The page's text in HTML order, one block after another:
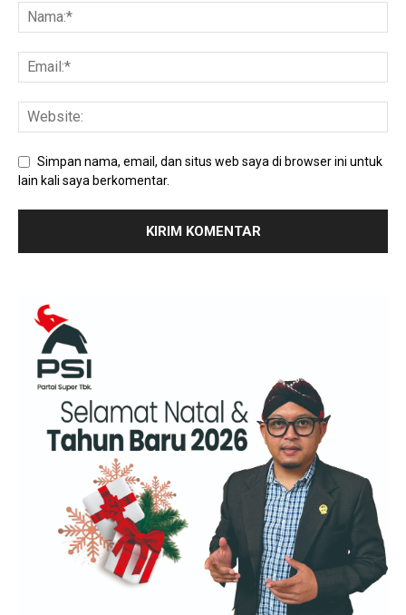
Simpan nama, email, dan situs web saya di browser ini untuk
lain kali saya berkomentar.